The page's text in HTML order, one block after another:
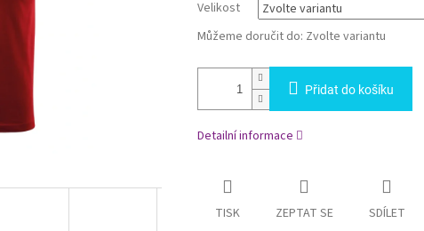
Velikost
Můžeme doručit do: Zvolte variantu
Přidat do košíku
Detailní informace
TISK ZEPTAT SE SDÍLET